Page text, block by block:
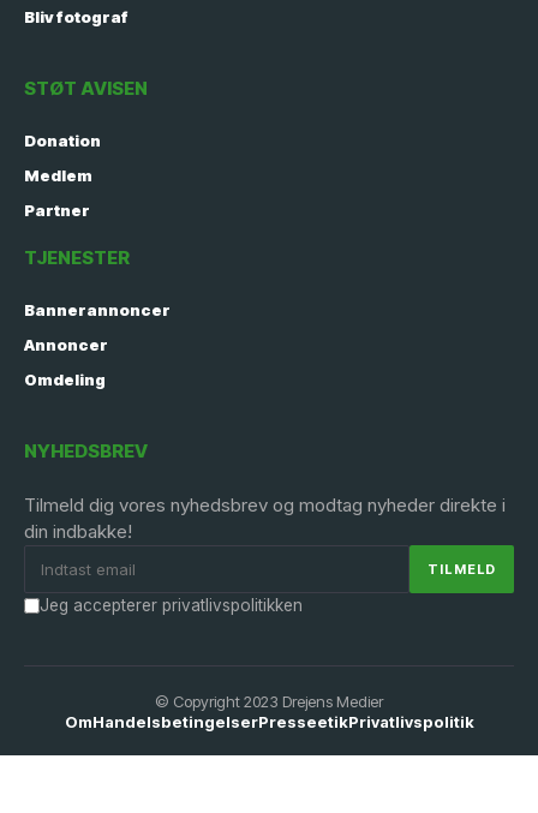
Bliv fotograf
STØT AVISEN
Donation
Medlem
Partner
TJENESTER
Bannerannoncer
Annoncer
Omdeling
NYHEDSBREV
Tilmeld dig vores nyhedsbrev og modtag nyheder direkte i
din indbakke!
Jeg accepterer privatlivspolitikken
© Copyright 2023 Drejens Medier
OmHandelsbetingelserPresseetikPrivatlivspolitik